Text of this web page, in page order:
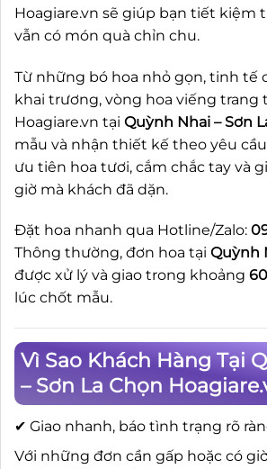
Hoagiare.vn sẽ giúp bạn tiết kiệm
vẫn có món quà chỉn chu.
Từ những bó hoa nhỏ gọn, tinh tế
khai trương, vòng hoa viếng trang
Hoagiare.vn tại Quỳnh Nhai – Sơn
mẫu và nhận thiết kế theo yêu
ưu tiên hoa tươi, cắm chắc tay và
giờ mà khách đã dặn.
Đặt hoa nhanh qua Hotline/Zalo:
Thông thường, đơn hoa tại Quỳnh
được xử lý và giao trong khoảng
lúc chốt mẫu.
Vì Sao Khách Hàng Tại
– Sơn La Chọn
✔ Giao nhanh, báo tình trạng rõ
Với những đơn cần gấp hoặc có